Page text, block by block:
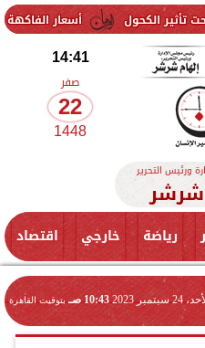
أسعار الفاكهة اليوم الجمعة 7 أغسطس 2026 في الأسواق.. الموز بكام
14:41
صفر
22
1448
ورئيس التحرير
شرشر
رياضة خارجي اقتصاد
24 سبتمبر 2023 10:43 صـ بتوقيت القاهرة